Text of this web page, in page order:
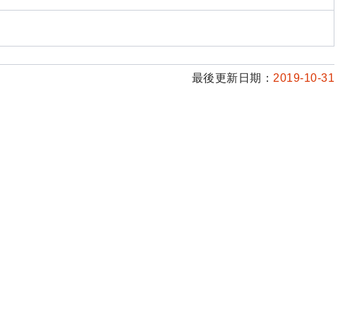
最後更新日期： 2019-10-31